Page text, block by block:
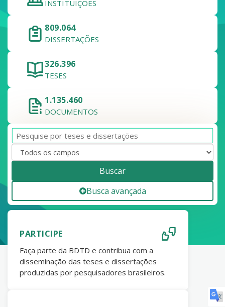
INSTITUIÇÕES
809.064
DISSERTAÇÕES
326.396
TESES
1.135.460
DOCUMENTOS
Buscar
Busca avançada
PARTICIPE
Faça parte da BDTD e contribua com a
disseminação das teses e dissertações
produzidas por pesquisadores brasileiros.